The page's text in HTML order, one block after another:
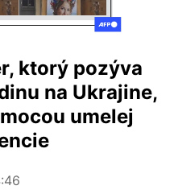
ktorý pozýva
na Ukrajine,
umelej